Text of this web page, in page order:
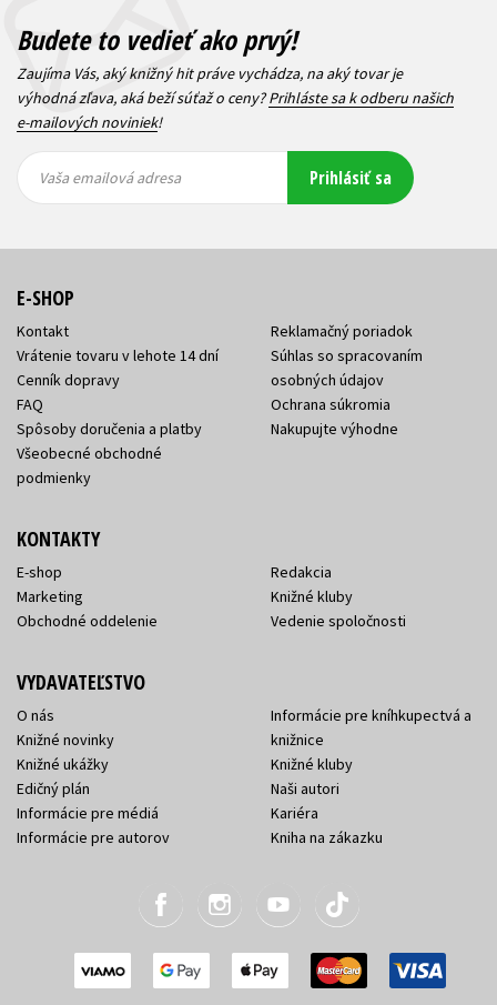
Budete to vedieť ako prvý!
Zaujíma Vás, aký knižný hit práve vychádza, na aký tovar je
výhodná zľava, aká beží súťaž o ceny?Prihláste sa k odberu našich
e-mailových noviniek!
emailová
emailová
Vaša emailová adresa Prihlásiť sa
E-SHOP
Kontakt
Vrátenie tovaru v lehote 14 dní
Cenník dopravy
FAQ
Spôsoby doručenia a platby
Všeobecné obchodné
podmienky
Reklamačný poriadok
Súhlas so spracovaním
osobných údajov
Ochrana súkromia
Nakupujte výhodne
KONTAKTY
E-shop
Marketing
Obchodné oddelenie
Redakcia
Knižné kluby
Vedenie spoločnosti
VYDAVATEĽSTVO
O nás
Knižné novinky
Knižné ukážky
Edičný plán
Informácie pre médiá
Informácie pre autorov
Informácie pre kníhkupectvá a
knižnice
Knižné kluby
Naši autori
Kariéra
Kniha na zákazku